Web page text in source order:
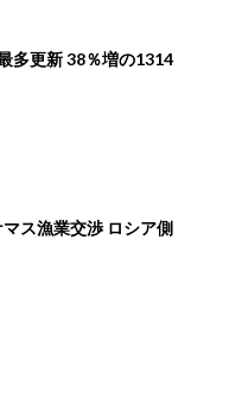
多更新 38％増の1314
ス漁業交渉 ロシア側